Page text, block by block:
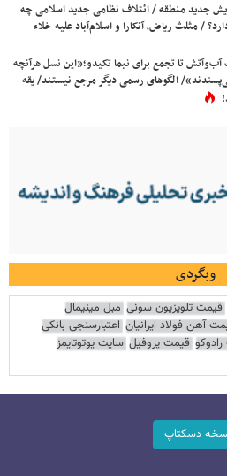
جدید منطقه / ائتلاف نظامی جدید اسلامی چه
/ مثلث ریاض، آنکارا و اسلام‌آباد علیه خلاء
آب‌وآتش تا تجمع برای نیما تکیدو؛«این نسل هرآنچه
الگوهای رسمی دیگر مرجع نیستند/ یقه
وبگردی
قیمت تلویزیون سونی مبل مینیمال
آهن فولاد ایرانیان اعتبارسنجی بانکی
قیمت پروفیل سایت یوتوتایمز
دسکتاپ